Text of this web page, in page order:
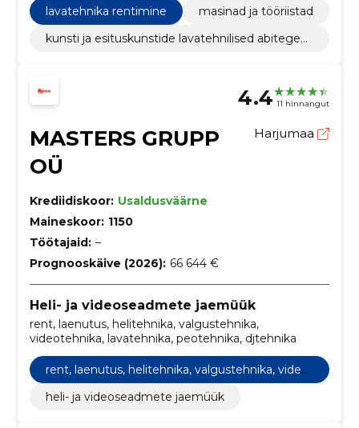
Digitaaledastusseadmed, Televisiooni- ja
audiovisuaalsed seadmed,
videokonverentsiseadmed, Mitmesugused teenused,
lavatehnika rentimine
masinad ja tööriistad
kunsti ja esituskunstide lavatehnilised abitegev
4.4 11 hinnangut
MASTERS GRUPP
OÜ
Harjumaa
Krediidiskoor: Usaldusväärne
Maineskoor: 1150
Töötajaid: –
Prognooskäive (2026): 66 644 €
Heli- ja videoseadmete jaemüük
rent, laenutus, helitehnika, valgustehnika,
videotehnika, lavatehnika, peotehnika, djtehnika
rent, laenutus, helitehnika, valgustehnika, videot
ehnika, lavatehnika, peotehnika, djtehnika
heli- ja videoseadmete jaemüük